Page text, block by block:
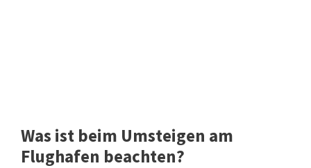
Was ist beim Umsteigen am
Flughafen beachten?